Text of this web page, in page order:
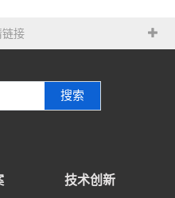
链接
搜索
技术创新